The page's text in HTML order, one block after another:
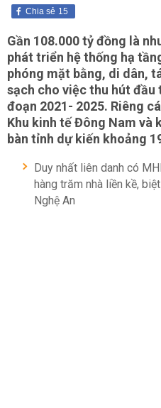
15
Chia sẻ
Gần 108.000 tỷ đồng là
phát triển hệ thống hạ
phóng mặt bằng, di dân,
sạch cho việc thu hút đầu
đoạn 2021- 2025. Riêng
Khu kinh tế Đông Nam và
bàn tỉnh dự kiến khoảng
Duy nhất liên danh có
hàng trăm nhà liền kề,
Nghệ An